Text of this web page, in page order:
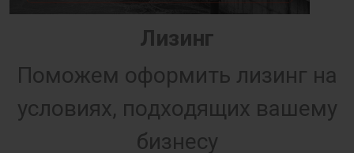
Лизинг
Поможем оформить лизинг на
условиях, подходящих вашему
бизнесу